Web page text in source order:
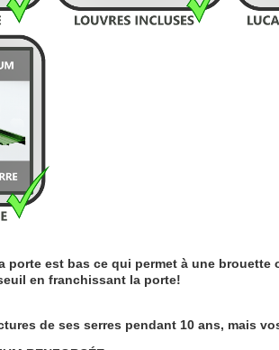
porte est bas ce qui permet à une
en franchissant la porte!
de ses serres pendant 10 ans, mais